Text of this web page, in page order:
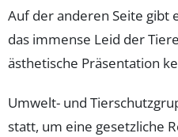
Auf der anderen Seite gibt
das immense Leid der
ästhetische Präsentation
Umwelt- und
statt, um eine gesetzliche